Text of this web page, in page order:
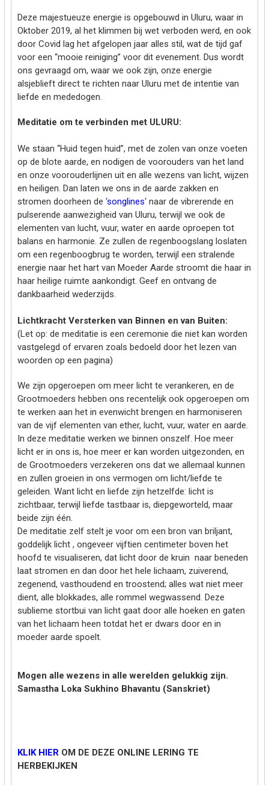
Deze majestueuze energie is opgebouwd in Uluru, waar in
Oktober 2019, al het klimmen bij wet verboden werd, en ook
door Covid lag het afgelopen jaar alles stil, wat de tijd gaf
voor een “mooie reiniging” voor dit evenement. Dus wordt
ons gevraagd om, waar we ook zijn, onze energie
alsjeblieft direct te richten naar Uluru met de intentie van
liefde en mededogen.
Meditatie om te verbinden met ULURU:
We staan “Huid tegen huid”, met de zolen van onze voeten
op de blote aarde, en nodigen de voorouders van het land
en onze voorouderlijnen uit en alle wezens van licht, wijzen
en heiligen. Dan laten we ons in de aarde zakken en
stromen doorheen de ‘songlines‘ naar de vibrerende en
pulserende aanwezigheid van Uluru, terwijl we ook de
elementen van lucht, vuur, water en aarde oproepen tot
balans en harmonie. Ze zullen de regenboogslang loslaten
om een regenboogbrug te worden, terwijl een stralende
energie naar het hart van Moeder Aarde stroomt die haar in
haar heilige ruimte aankondigt. Geef en ontvang de
dankbaarheid wederzijds.
Lichtkracht Versterken van Binnen en van Buiten:
(Let op: de meditatie is een ceremonie die niet kan worden
vastgelegd of ervaren zoals bedoeld door het lezen van
woorden op een pagina)
We zijn opgeroepen om meer licht te verankeren, en de
Grootmoeders hebben ons recentelijk ook opgeroepen om
te werken aan het in evenwicht brengen en harmoniseren
van de vijf elementen van ether, lucht, vuur, water en aarde.
In deze meditatie werken we binnen onszelf. Hoe meer
licht er in ons is, hoe meer er kan worden uitgezonden, en
de Grootmoeders verzekeren ons dat we allemaal kunnen
en zullen groeien in ons vermogen om licht/liefde te
geleiden. Want licht en liefde zijn hetzelfde: licht is
zichtbaar, terwijl liefde tastbaar is, diepgeworteld, maar
beide zijn één.
De meditatie zelf stelt je voor om een bron van briljant,
goddelijk licht , ongeveer vijftien centimeter boven het
hoofd te visualiseren, dat licht door de kruin naar beneden
laat stromen en dan door het hele lichaam, zuiverend,
zegenend, vasthoudend en troostend; alles wat niet meer
dient, alle blokkades, alle rommel wegwassend. Deze
sublieme stortbui van licht gaat door alle hoeken en gaten
van het lichaam heen totdat het er dwars door en in
moeder aarde spoelt.
Mogen alle wezens in alle werelden gelukkig zijn.
Samastha Loka Sukhino Bhavantu (Sanskriet)
KLIK HIEROM DE DEZE ONLINE LERING TE
HERBEKIJKEN